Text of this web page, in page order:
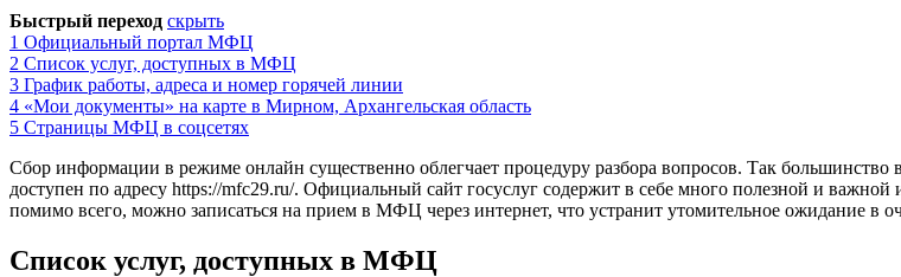
Быстрый переход скрыть
1 Официальный портал МФЦ
2 Список услуг, доступных в МФЦ
3 График работы, адреса и номер горячей линии
4 «Мои документы» на карте в Мирном, Архангельская область
5 Страницы МФЦ в соцсетях
Сбор информации в режиме онлайн существенно облегчает процедуру разбора вопросов. Так
доступен по адресу https://mfc29.ru/. Официальный сайт госуслуг содержит в себе много полезной и
помимо всего, можно записаться на прием в МФЦ через интернет, что устранит утомительное ожидание в
Список услуг, доступных в МФЦ